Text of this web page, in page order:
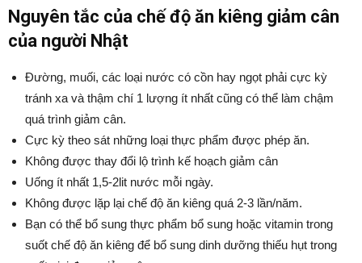
Nguyên tắc của chế độ ăn kiêng giảm cân
của người Nhật
Đường, muối, các loại nước có cồn hay ngọt phải cực kỳ
tránh xa và thậm chí 1 lượng ít nhất cũng có thể làm chậm
quá trình giảm cân.
Cực kỳ theo sát những loại thực phẩm được phép ăn.
Không được thay đổi lộ trình kế hoạch giảm cân
Uống ít nhất 1,5-2lit nước mỗi ngày.
Không được lặp lại chế độ ăn kiêng quá 2-3 lần/năm.
Bạn có thể bổ sung thực phẩm bổ sung hoặc vitamin trong
suốt chế độ ăn kiêng để bổ sung dinh dưỡng thiếu hụt trong